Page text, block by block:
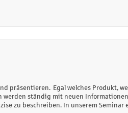
präsentieren. Egal welches Produkt,
werden ständig mit neuen
zu beschreiben. In unserem Seminar